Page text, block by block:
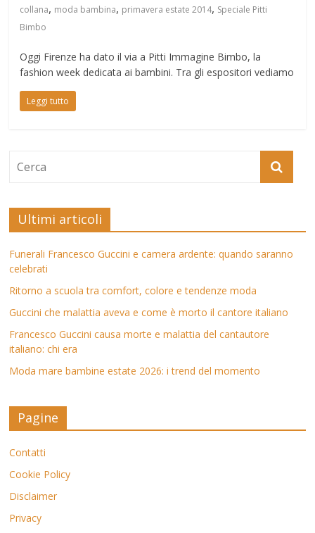
collana, moda bambina, primavera estate 2014, Speciale Pitti
Bimbo
Oggi Firenze ha dato il via a Pitti Immagine Bimbo, la
fashion week dedicata ai bambini. Tra gli espositori vediamo
Leggi tutto
Ultimi articoli
Funerali Francesco Guccini e camera ardente: quando saranno
celebrati
Ritorno a scuola tra comfort, colore e tendenze moda
Guccini che malattia aveva e come è morto il cantore italiano
Francesco Guccini causa morte e malattia del cantautore
italiano: chi era
Moda mare bambine estate 2026: i trend del momento
Pagine
Contatti
Cookie Policy
Disclaimer
Privacy